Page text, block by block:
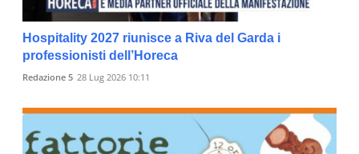
Hospitality 2027 riunisce a Riva del Garda i
professionisti dell’Horeca
Redazione 5 28 Lug 2026 10:11